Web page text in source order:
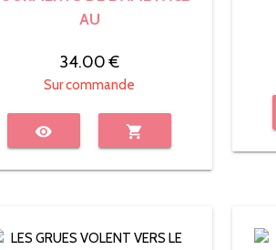
AU
34.00 €
Sur commande
visibility shopping_cart